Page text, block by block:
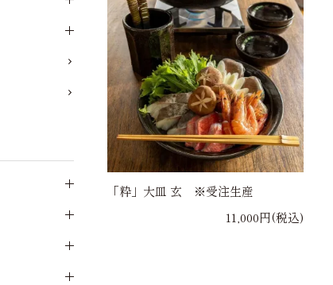
「粋」大皿 玄 ※受注生産
11,000円(税込)